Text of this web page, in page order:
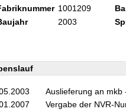
1001209
2003
Auslieferung an
Vergabe der NVR-